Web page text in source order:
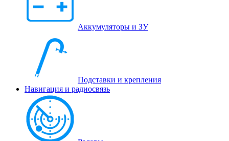
Аккумуляторы и ЗУ
Подставки и крепления
Навигация и радиосвязь